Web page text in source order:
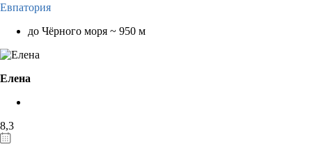
Евпатория
до Чёрного моря ~ 950 м
Елена
8,3